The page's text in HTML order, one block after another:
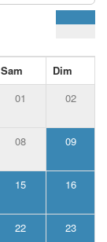
Sam
Dim
01 02
08 09
15 16
22 23